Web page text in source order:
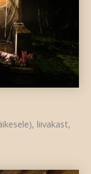
liivakast,